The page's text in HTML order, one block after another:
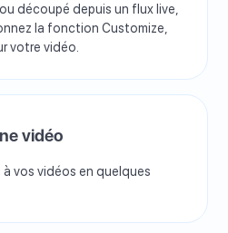
découpé depuis un flux live,
la fonction Customize,
votre vidéo.
vidéo
vos vidéos en quelques